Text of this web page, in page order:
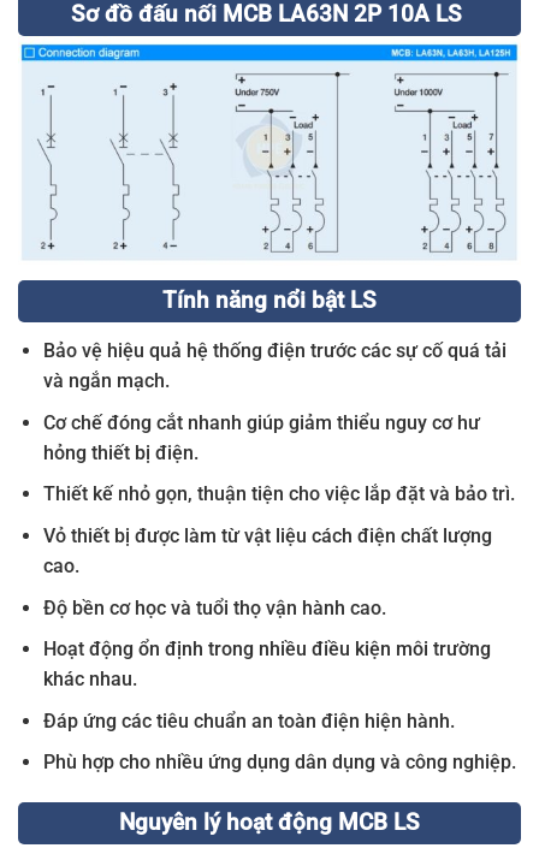
Sơ đồ đấu nối MCB LA63N 2P 10A LS
Tính năng nổi bật LS
Bảo vệ hiệu quả hệ thống điện trước các sự cố quá tải
và ngắn mạch.
Cơ chế đóng cắt nhanh giúp giảm thiểu nguy cơ hư
hỏng thiết bị điện.
Thiết kế nhỏ gọn, thuận tiện cho việc lắp đặt và bảo trì.
Vỏ thiết bị được làm từ vật liệu cách điện chất lượng
cao.
Độ bền cơ học và tuổi thọ vận hành cao.
Hoạt động ổn định trong nhiều điều kiện môi trường
khác nhau.
Đáp ứng các tiêu chuẩn an toàn điện hiện hành.
Phù hợp cho nhiều ứng dụng dân dụng và công nghiệp.
Nguyên lý hoạt động MCB LS